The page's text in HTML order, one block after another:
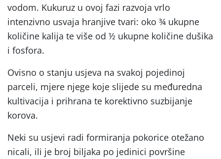
vodom. Kukuruz u ovoj fazi razvoja vrlo
intenzivno usvaja hranjive tvari: oko ¾ ukupne
količine kalija te više od ½ ukupne količine dušika
i fosfora.
Ovisno o stanju usjeva na svakoj pojedinoj
parceli, mjere njege koje slijede su međuredna
kultivacija i prihrana te korektivno suzbijanje
korova.
Neki su usjevi radi formiranja pokorice otežano
nicali, ili je broj biljaka po jedinici površine